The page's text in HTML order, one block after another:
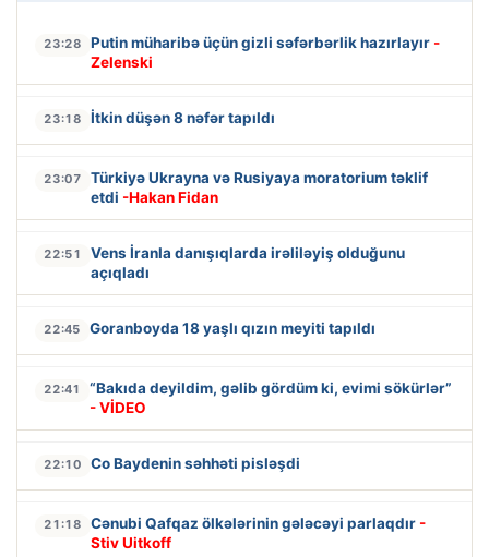
23:28 Putin müharibə üçün gizli səfərbərlik hazırlayır -
Zelenski
23:18 İtkin düşən 8 nəfər tapıldı
23:07
Türkiyə Ukrayna və Rusiyaya moratorium təklif
etdi -Hakan Fidan
22:51
Vens İranla danışıqlarda irəliləyiş olduğunu
açıqladı
22:45 Goranboyda 18 yaşlı qızın meyiti tapıldı
22:41
“Bakıda deyildim, gəlib gördüm ki, evimi sökürlər”
- VİDEO
22:10 Co Baydenin səhhəti pisləşdi
21:18 Cənubi Qafqaz ölkələrinin gələcəyi parlaqdır -
Stiv Uitkoff